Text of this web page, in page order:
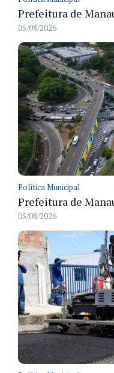
05/08/2026
Política Municipal
05/08/2026